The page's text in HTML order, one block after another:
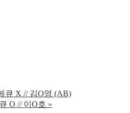
큐 X // 김O영 (AB)
O // 이O호 »